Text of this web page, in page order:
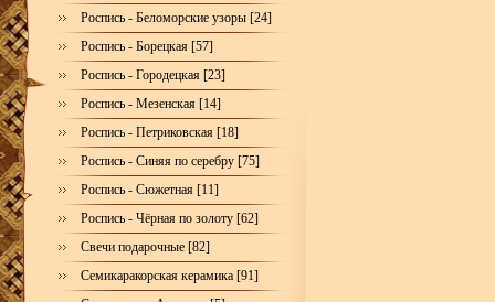
Роспись - Беломорские узоры [24]
Роспись - Борецкая [57]
Роспись - Городецкая [23]
Роспись - Мезенская [14]
Роспись - Петриковская [18]
Роспись - Синяя по серебру [75]
Роспись - Сюжетная [11]
Роспись - Чёрная по золоту [62]
Свечи подарочные [82]
Семикаракорская керамика [91]